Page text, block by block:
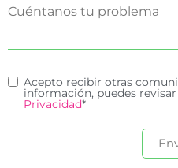
Acepto recibir otras
información, puedes
Privacidad*